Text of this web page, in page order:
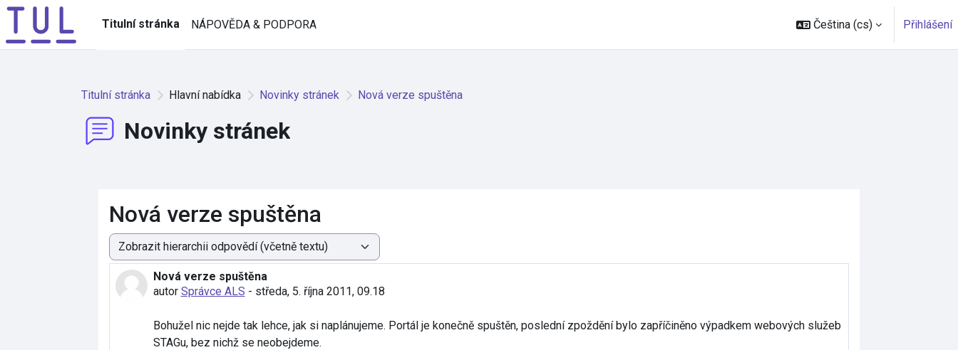
Přejít k hlavnímu obsahu
Titulní stránka
NÁPOVĚDA & PODPORA Čeština ‎(cs)‎ Přihlášení
Titulní stránka Hlavní nabídka Novinky stránek Nová verze spuštěna
Novinky stránek
Nová verze spuštěna
Režim zobrazení
Nová verze spuštěna
autor Správce ALS - středa, 5. října 2011, 09.18
Počet odpovědí: 0
Bohužel nic nejde tak lehce, jak si naplánujeme. Portál je konečně spuštěn, poslední zpoždění bylo zapříčiněno výpadkem webových služeb
STAGu, bez nichž se neobejdeme.